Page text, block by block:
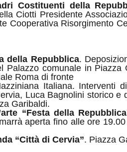
Costituenti della
Ciotti Presidente
Cooperativa Risorgimento
della Repubblica.
Palazzo comunale in Piazza
Roma di fronte
Italiana. Interventi
Luca Bagnolini storico e
Garibaldi.
“Festa della
aperta fino alle ore 19.00
“Città di Cervia”. Piazza